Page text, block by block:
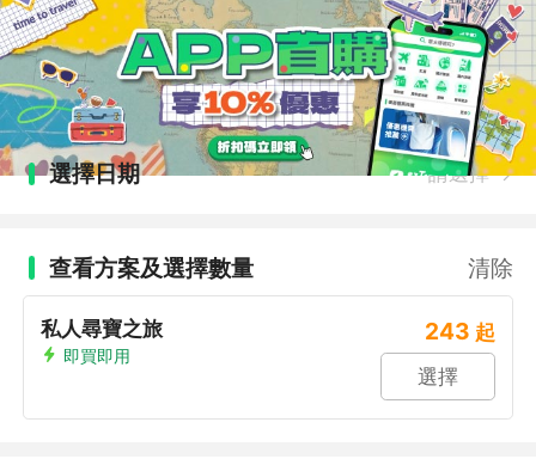
選擇日期 請選擇
查看方案及選擇數量 清除
私人尋寶之旅
即買即用
243 起
選擇